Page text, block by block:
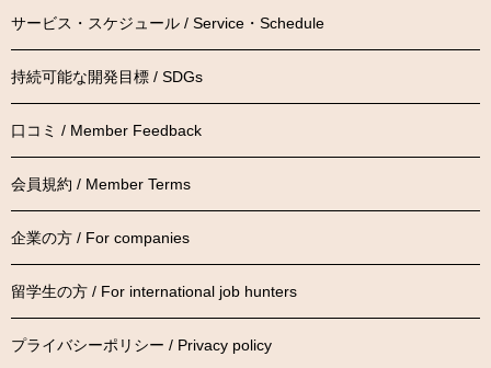
サービス・スケジュール / Service・Schedule
持続可能な開発目標 / SDGs
口コミ / Member Feedback
会員規約 / Member Terms
企業の方 / For companies
留学生の方 / For international job hunters
プライバシーポリシー / Privacy policy